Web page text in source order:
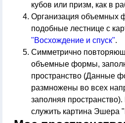
кубов или призм, как в
Организация объемных
подобные лестнице с
"Восхождение и спуск".
Симметрично
объемные формы,
пространство (Данные
размножены во всех
заполняя
служить картина Эшера